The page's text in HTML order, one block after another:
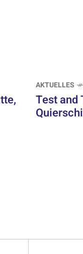
AKTUELLES
Test and